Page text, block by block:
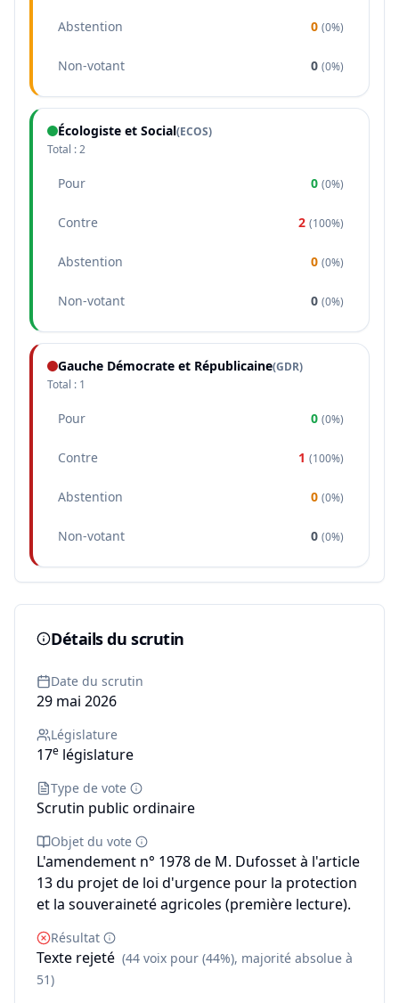
Abstention 0 (0%)
Non-votant 0 (0%)
Écologiste et Social(ECOS)
Total :2
Pour 0 (0%)
Contre 2 (100%)
Abstention 0 (0%)
Non-votant 0 (0%)
Gauche Démocrate et Républicaine(GDR)
Total : 1
Pour 0 (0%)
Contre 1 (100%)
Abstention 0 (0%)
Non-votant 0 (0%)
Détails du scrutin
Date du scrutin
29 mai 2026
Législature
17e législature
Type de vote
Scrutin public ordinaire
Objet du vote
L'amendement n° 1978 de M. Dufosset à l'article
13 du projet de loi d'urgence pour la protection
et la souveraineté agricoles (première lecture).
Résultat
Texte rejeté (44 voix pour (44%), majorité absolue à
51)